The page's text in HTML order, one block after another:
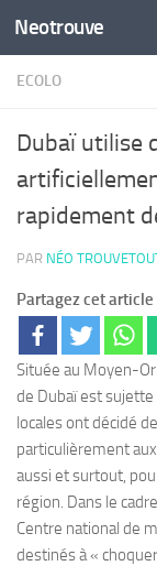
Skip to content
Neotrouve
ECOLO
Dubaï utilise
rapidement
PAR NÉO
Partagez cet article
Située au Moyen-
de Dubaï est
locales ont décidé
particulièrement
aussi et surtout,
région. Dans le
Centre national de
destinés à «